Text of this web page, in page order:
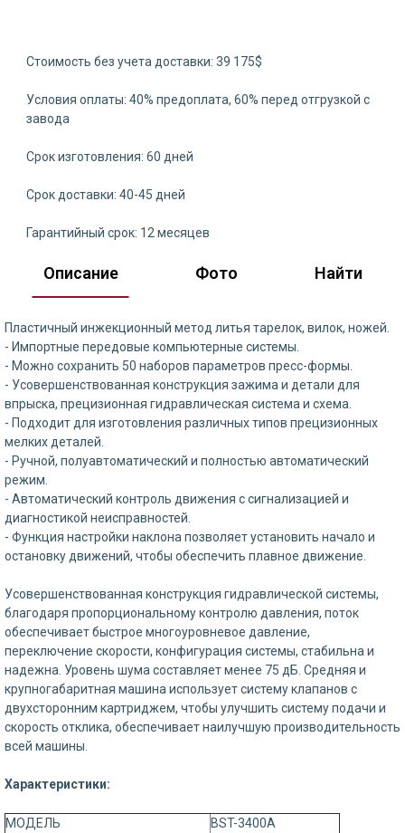
Стоимость без учета доставки: 39 175$
Условия оплаты: 40% предоплата, 60% перед отгрузкой с
завода
Срок изготовления: 60 дней
Срок доставки: 40-45 дней
Гарантийный срок: 12 месяцев
Описание Фото Найти
Пластичный инжекционный метод литья тарелок, вилок, ножей.
- Импортные передовые компьютерные системы.
- Можно сохранить 50 наборов параметров пресс-формы.
- Усовершенствованная конструкция зажима и детали для
впрыска, прецизионная гидравлическая система и схема.
- Подходит для изготовления различных типов прецизионных
мелких деталей.
- Ручной, полуавтоматический и полностью автоматический
режим.
- Автоматический контроль движения с сигнализацией и
диагностикой неисправностей.
- Функция настройки наклона позволяет установить начало и
остановку движений, чтобы обеспечить плавное движение.
Усовершенствованная конструкция гидравлической системы,
благодаря пропорциональному контролю давления, поток
обеспечивает быстрое многоуровневое давление,
переключение скорости, конфигурация системы, стабильна и
надежна. Уровень шума составляет менее 75 дБ. Средняя и
крупногабаритная машина использует систему клапанов с
двухсторонним картриджем, чтобы улучшить систему подачи и
скорость отклика, обеспечивает наилучшую производительность
всей машины.
Характеристики:
МОДЕЛЬ BST-3400A